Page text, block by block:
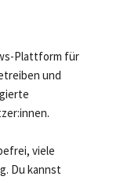
Plattform für
und
viele
Du kannst